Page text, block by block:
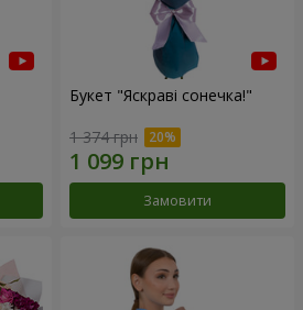
Букет "Яскраві сонечка!"
1 374 грн
Замовити